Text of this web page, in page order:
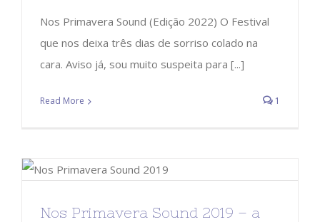
Nos Primavera Sound (Edição 2022) O Festival
que nos deixa três dias de sorriso colado na
cara. Aviso já, sou muito suspeita para [...]
Read More 1
Nos Primavera Sound 2019 – a